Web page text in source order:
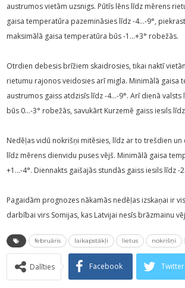
austrumos vietām uzsnigs. Pūtīs lēns līdz mērens
gaisa temperatūra pazemināsies līdz -4…-9°,
maksimālā gaisa temperatūra būs -1…+3° robežās.
Otrdien debesis brīžiem skaidrosies, tikai naktī
rietumu rajonos veidosies arī migla. Minimālā
austrumos gaiss atdzisīs līdz -4…-9°. Arī dienā
būs 0…-3° robežās, savukārt Kurzemē gaiss iesils
Nedēļas vidū nokrišņi mitēsies, līdz ar to trešdien
līdz mērens dienvidu puses vējš. Minimālā gaisa
+1…-4°. Diennakts gaišajās stundās gaiss iesils līdz
Pagaidām prognozes nākamās nedēļas izskaņai ir
darbībai virs Somijas, kas Latvijai nesīs brāzmainu
februāris laikapstākļi lietus nokrišņi
Dalīties Facebook Twitter